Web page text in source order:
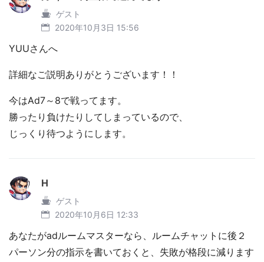
ゲスト
2020年10月3日 15:56
YUUさんへ
詳細なご説明ありがとうございます！！
今はAd7～8で戦ってます。
勝ったり負けたりしてしまっているので、
じっくり待つようにします。
H
ゲスト
2020年10月6日 12:33
あなたがadルームマスターなら、ルームチャットに後２
パーソン分の指示を書いておくと、失敗が格段に減ります